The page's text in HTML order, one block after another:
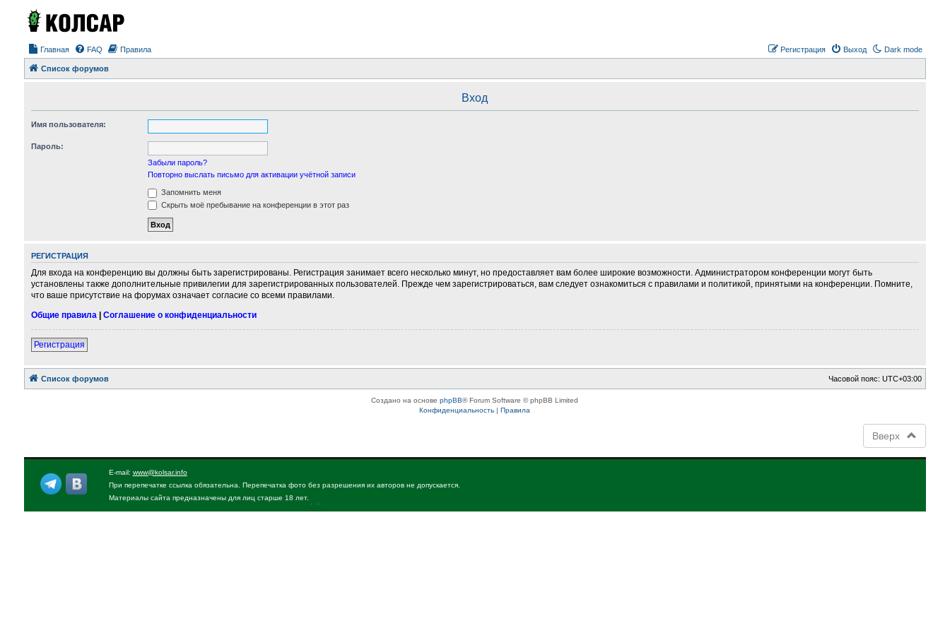
Главная Dark mode
FAQ Правила Выход
Регистрация
Список форумов
Вход
Имя пользователя:
Пароль:
Забыли пароль?
Повторно выслать письмо для активации учётной записи
Запомнить меня
Скрыть моё пребывание на конференции в этот раз
РЕГИСТРАЦИЯ
Для входа на конференцию вы должны быть зарегистрированы. Регистрация занимает всего несколько минут, но предоставляет вам более широкие возможности. Администратором конференции могут быть
установлены также дополнительные привилегии для зарегистрированных пользователей. Прежде чем зарегистрироваться, вам следует ознакомиться с правилами и политикой, принятыми на конференции. Помните,
что ваше присутствие на форумах означает согласие со всеми правилами.
Общие правила | Соглашение о конфиденциальности
Регистрация
Список форумов Часовой пояс:UTC+03:00
Создано на основеphpBB® Forum Software © phpBB Limited
Конфиденциальность |Правила
Вверх
E-mail: www@kolsar.info
При перепечатке ссылка обязательна. Перепечатка фото без разрешения их авторов не допускается.
Материалы сайта предназначены для лиц старше 18 лет.